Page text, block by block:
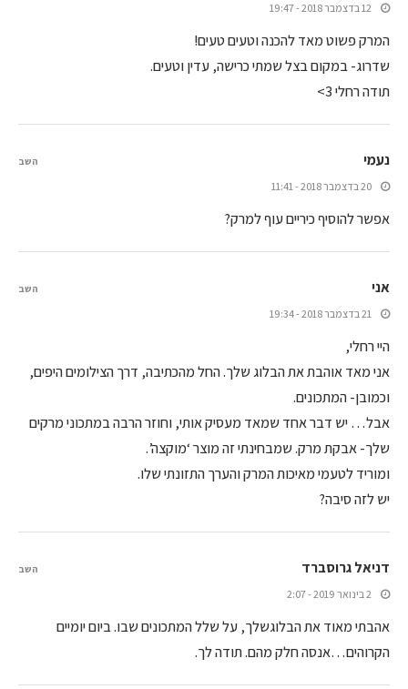
12 בדצמבר 2018 - 19:47
המרק פשוט מאד להכנה וטעים טעים!
שדרוג- במקום בצל שמתי כרישה, עדין וטעים.
תודה רחלי 3>
נעמי
20 בדצמבר 2018 - 11:41
אפשר להוסיף כיריים עוף למרק?
השב
אני
21 בדצמבר 2018 - 19:34
היי רחלי,
אני מאד אוהבת את הבלוג שלך. החל מהכתיבה, דרך הצילומים היפים,
וכמובן- המתכונים.
אבל… יש דבר אחד שמאד מעסיק אותי, וחוזר הרבה במתכוני מרקים
שלך- אבקת מרק. שמבחינתי זה מוצר ‘מוקצה’.
ומוריד לטעמי מאיכות המרק והערך התזונתי שלו.
יש לזה סיבה?
השב
דניאל גרוסברד
2 בינואר 2019 - 2:07
אהבתי מאוד את הבלוגשלך, על שלל המתכונים שבו. ביום יומיים
הקרוהים…אנסה חלק מהם. תודה לך.
השב